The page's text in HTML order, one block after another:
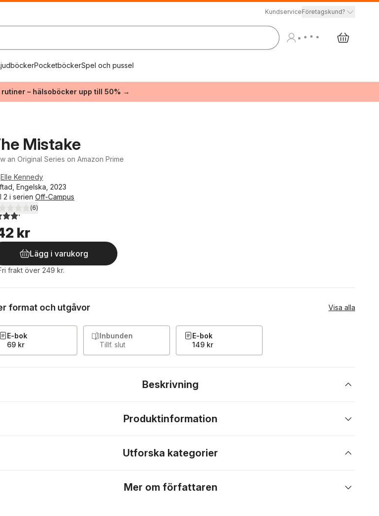
KundserviceFöretagskund?
PocketböckerSpel och pussel
rutiner – hälsoböcker upp till 50% →
Mistake
an Original Series on Amazon Prime
Elle Kennedy
Engelska, 2023
2 i serien Off-Campus
utav 5 stjärnor. Totalt antal röster:
(6)
kr
Lägg i varukorg
frakt över 249 kr.
format och utgåvor Visa alla
E-bok
69 kr
Inbunden
Tillf. slut
E-bok
149 kr
Beskrivning
Produktinformation
Utforska kategorier
Mer om författaren